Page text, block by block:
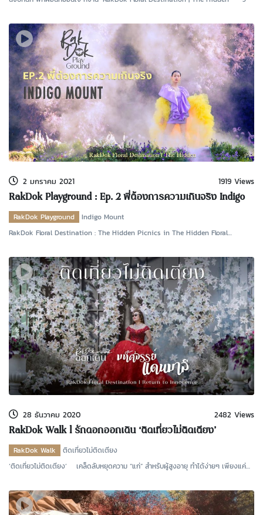
2 มกราคม 2021 1919 Views
RakDok Playground : Ep. 2 พี่ต้องการความเกินจริง Indigo
Mount (ภูเขาสีคราม)
RakDok Playground
Indigo Mount
RakDok Floral Destination : The Hidden Picnics in The Hidden Floral
28 ธันวาคม 2020 2482 Views
RakDok Walk l รักดอกออกเดิน ‘ติดเที่ยวไม่ติดเตียง’
RakDok Walk
ติดเที่ยวไม่ติดเตียง
‘ติดเที่ยวไม่ติดเตียง’ เคล็ดลับหยุดความ “แก่” สำหรับผู้สูงอายุ ทำได้ง่ายๆ เพียงแค่